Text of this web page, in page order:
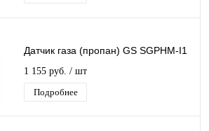
Датчик газа (пропан) GS SGPHM-I1
1 155 руб. / шт
Подробнее